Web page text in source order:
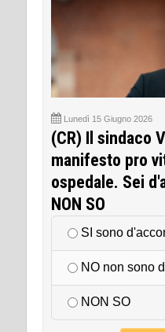
Lunedì 15 Giugno 2026
(CR) Il sindaco
manifesto pro
ospedale. Sei
NON SO
SI sono
NO non sono
NON SO